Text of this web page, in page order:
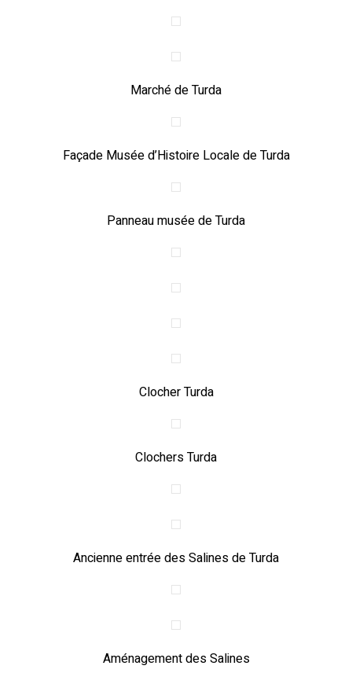
Marché de Turda
Façade Musée d’Histoire Locale de Turda
Panneau musée de Turda
Clocher Turda
Clochers Turda
Ancienne entrée des Salines de Turda
Aménagement des Salines